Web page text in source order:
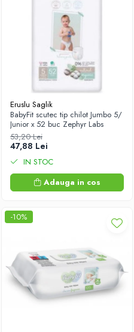
Eruslu Saglik
BabyFit scutec tip chilot Jumbo 5/
Junior x 52 buc Zephyr Labs
53,20 Lei
47,88 Lei
IN STOC
Adauga in cos
-10%